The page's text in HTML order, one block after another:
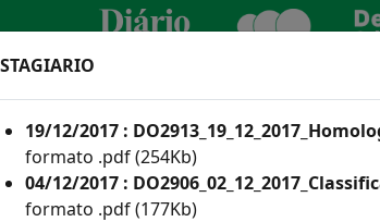
19/12/2017 :
formato .pdf (254Kb)
04/12/2017 :
formato .pdf (177Kb)